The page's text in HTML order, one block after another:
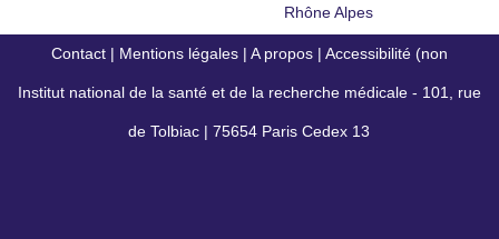
Rhône Alpes
Contact | Mentions légales | A propos | Accessibilité (non
conforme)
Institut national de la santé et de la recherche médicale - 101, rue
de Tolbiac | 75654 Paris Cedex 13